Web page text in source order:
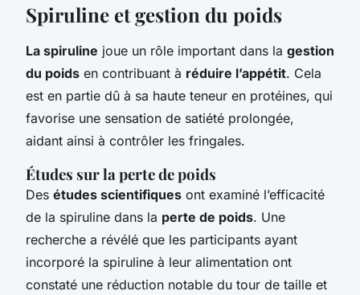
Spiruline et gestion du poids
La spiruline joue un rôle important dans la gestion
du poids en contribuant à réduire l’appétit. Cela
est en partie dû à sa haute teneur en protéines, qui
favorise une sensation de satiété prolongée,
aidant ainsi à contrôler les fringales.
Études sur la perte de poids
Des études scientifiques ont examiné l’efficacité
de la spiruline dans la perte de poids. Une
recherche a révélé que les participants ayant
incorporé la spiruline à leur alimentation ont
constaté une réduction notable du tour de taille et